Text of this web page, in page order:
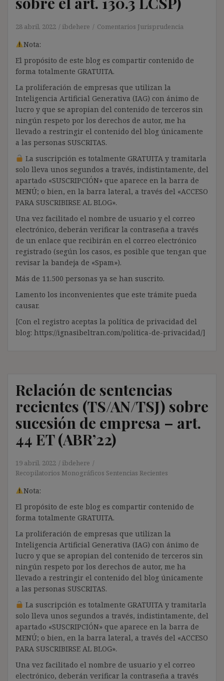
28 abril, 2022 ibdehere Comentarios Jurisprudencia
Nota:
El propósito de este blog es compartir contenido de
forma totalmente GRATUITA.
La proliferación de empresas que utilizan la
Inteligencia Artificial Generativa (IAG) con ánimo de
lucro y que se apropian del contenido de terceros sin
ningún respeto por los derechos de autor, me ha
llevado a restringir el contenido del blog únicamente
a las personas SUSCRITAS.
La suscripción es totalmente GRATUITA y tramitarla
solo lleva unos segundos a través, indistintamente, del
apartado «SUSCRIPCIÓN» que aparece en la barra de
MENÚ; o bien, en la barra lateral, a través del «ACCESO
PARA SUSCRIBIRSE AL BLOG».
Una vez facilitado el nombre de usuario y el correo
electrónico, deberán verificar la contraseña a través
de un enlace que recibirán en el correo electrónico
registrado (según los casos, es posible que tengan que
revisar la bandeja de «Spam»).
Más de 11.500 personas ya se han suscrito.
Lamento los inconvenientes que este trámite pueda
causar.
[Con el registro aceptas la política de privacidad del
blog: https://ignasibeltran.com/politica-de-privacidad/]
Relación de sentencias
recientes (TS/AN/TSJ) sobre
sucesión de empresa – art.
44 ET (ABR’22)
19 abril, 2022
ibdehere
Recopilatorios Monográficos Sentencias Recientes
Nota:
El propósito de este blog es compartir contenido de
forma totalmente GRATUITA.
La proliferación de empresas que utilizan la
Inteligencia Artificial Generativa (IAG) con ánimo de
lucro y que se apropian del contenido de terceros sin
ningún respeto por los derechos de autor, me ha
llevado a restringir el contenido del blog únicamente
a las personas SUSCRITAS.
La suscripción es totalmente GRATUITA y tramitarla
solo lleva unos segundos a través, indistintamente, del
apartado «SUSCRIPCIÓN» que aparece en la barra de
MENÚ; o bien, en la barra lateral, a través del «ACCESO
PARA SUSCRIBIRSE AL BLOG».
Una vez facilitado el nombre de usuario y el correo
electrónico, deberán verificar la contraseña a través